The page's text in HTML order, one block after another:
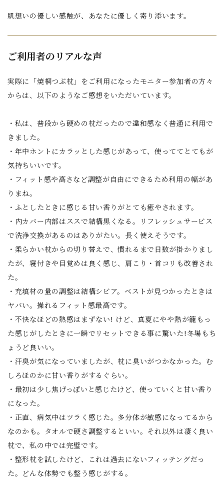
肌想いの優しい感触が、あなたに優しく寄り添います。
ご利用者のリアルな声
実際に「焼桐つぶ枕」をご利用になったモニター参加者の方々
からは、以下のようなご感想をいただいています。
・私は、普段から硬めの枕だったので違和感なく普通に利用で
きました。
・年中ホントにカラッとした感じがあって、使っててとてもが
気持ちいいです。
・フィット感や高さなど調整が自由にできるため利用の幅があ
りまね。
・ふとしたときに感じる甘い香りがとても癒やされます。
・内カバー内部はススで結構黒くなる。リフレッシュサービス
で洗浄交換があるのはありがたい。長く使えそうです。
・柔らかい枕からの切り替えで、慣れるまで日数が掛かりまし
たが、寝付きや目覚めは良く感じ、肩こり・首コリも改善され
た。
・充填材の量の調整は結構シビア。ベストが見つかったときは
ヤバい。操れるフィット感最高です。
・不快なほどの熱感はまずない! けど、真夏にやや熱が籠もっ
た感じがしたときに一瞬でリセットできる事に驚いた!冬場もち
ょうど良いい。
・汗臭が気になっていましたが、枕に臭いがつかなかった。む
しろほのかに甘い香りがするぐらい。
・最初は少し焦げっぽいと感じたけど、使っていくと甘い香り
になった。
・正直、病気中はツラく感じた。多分体が敏感になってるから
なのかも。タオルで硬さ調整するといい。それ以外は凄く良い
枕で、私の中では完璧です。
・整形枕を試したけど、これは過去にないフィッテングだっ
た。どんな体勢でも整う感じがする。